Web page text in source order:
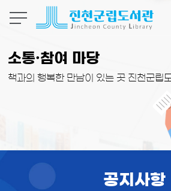
소통·참여 마당
책과의 행복한 만남이 있는 곳 진천군립
공지사항